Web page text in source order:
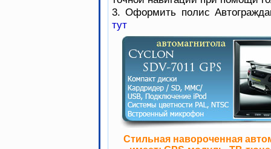
3. Оформить полис
тут
Стильная навороченная